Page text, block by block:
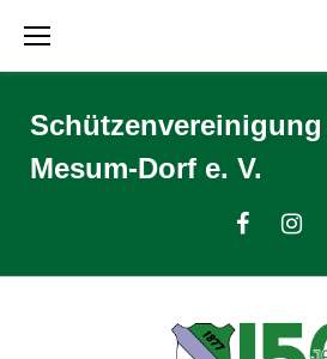
Schützenvereinigung
Mesum-Dorf e. V.